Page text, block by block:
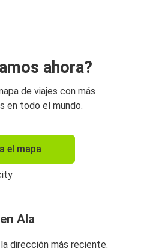
ahora?
de viajes con más
en todo el mundo.
el mapa
Ala
dirección más reciente.